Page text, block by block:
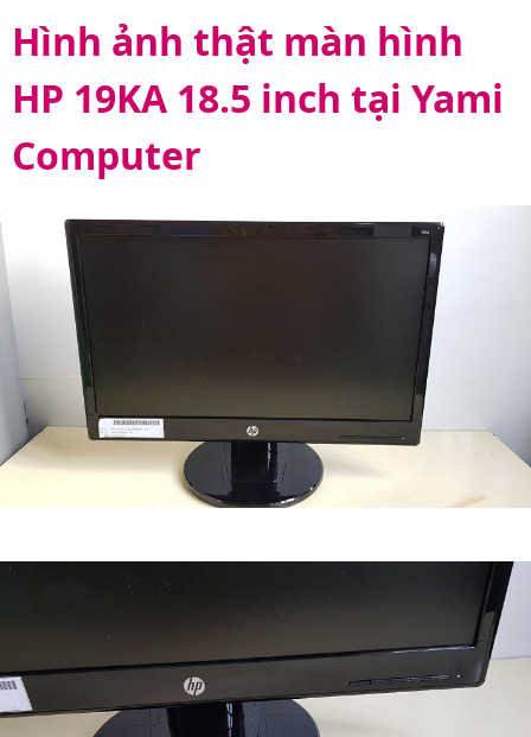
Hình ảnh thật màn hình
HP 19KA 18.5 inch tại Yami
Computer